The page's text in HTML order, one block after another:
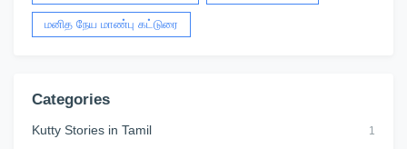
மனித நேய மாண்பு கட்டுரை
Categories
Kutty Stories in Tamil 1